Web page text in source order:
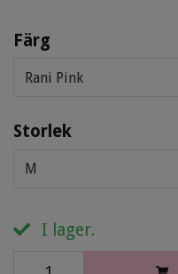
Färg
Rani Pink
Storlek
M
I lager.